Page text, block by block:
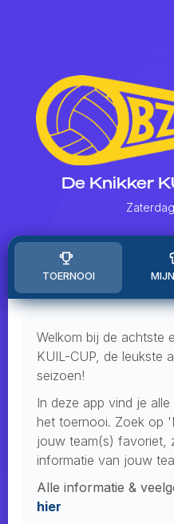
De Knikker
TOERNOOI
Welkom bij de achtste
KUIL-CUP, de leukste
seizoen!
In deze app vind je
het toernooi. Zoek op
jouw team(s) favoriet,
informatie van jouw
Alle informatie &
hier